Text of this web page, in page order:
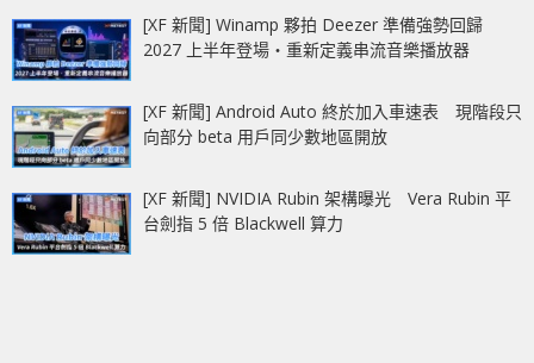
[XF 新聞] Winamp 夥拍 Deezer 準備強勢回歸
2027 上半年登場‧重新定義串流音樂播放器
[XF 新聞] Android Auto 終於加入車速表 現階段只
向部分 beta 用戶同少數地區開放
[XF 新聞] NVIDIA Rubin 架構曝光 Vera Rubin 平
台劍指 5 倍 Blackwell 算力